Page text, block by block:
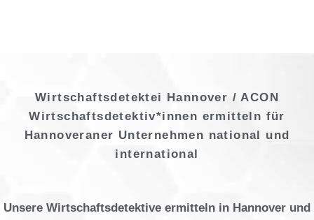
Wirtschaftsdetektei Hannover / ACON
Wirtschaftsdetektiv*innen ermitteln für
Hannoveraner Unternehmen national und
international
Unsere Wirtschaftsdetektive ermitteln in Hannover und